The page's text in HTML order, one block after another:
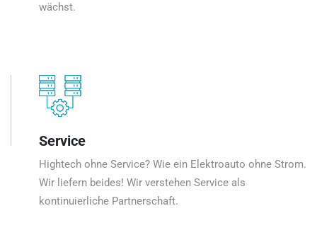
wächst.
Service
Hightech ohne Service? Wie ein Elektroauto ohne Strom.
Wir liefern beides! Wir verstehen Service als
kontinuierliche Partnerschaft.